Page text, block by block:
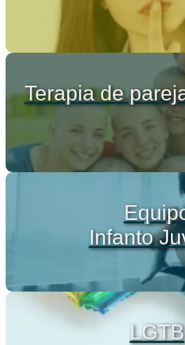
Terapia de
Infanto
LGTB